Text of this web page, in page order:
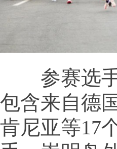
参赛选手
包含来自德
肯尼亚等17